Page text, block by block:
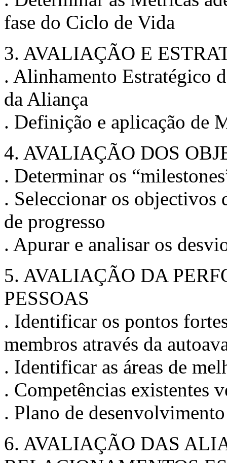
fase do Ciclo de Vida
3. AVALIAÇÃO E
. Alinhamento Estratégico
da Aliança
. Definição e aplicação de
4. AVALIAÇÃO DOS
. Determinar os
. Seleccionar os objectivos
de progresso
. Apurar e analisar os
5. AVALIAÇÃO DA
PESSOAS
. Identificar os pontos
membros através da
. Identificar as áreas de
. Competências existentes
. Plano de
6. AVALIAÇÃO DAS